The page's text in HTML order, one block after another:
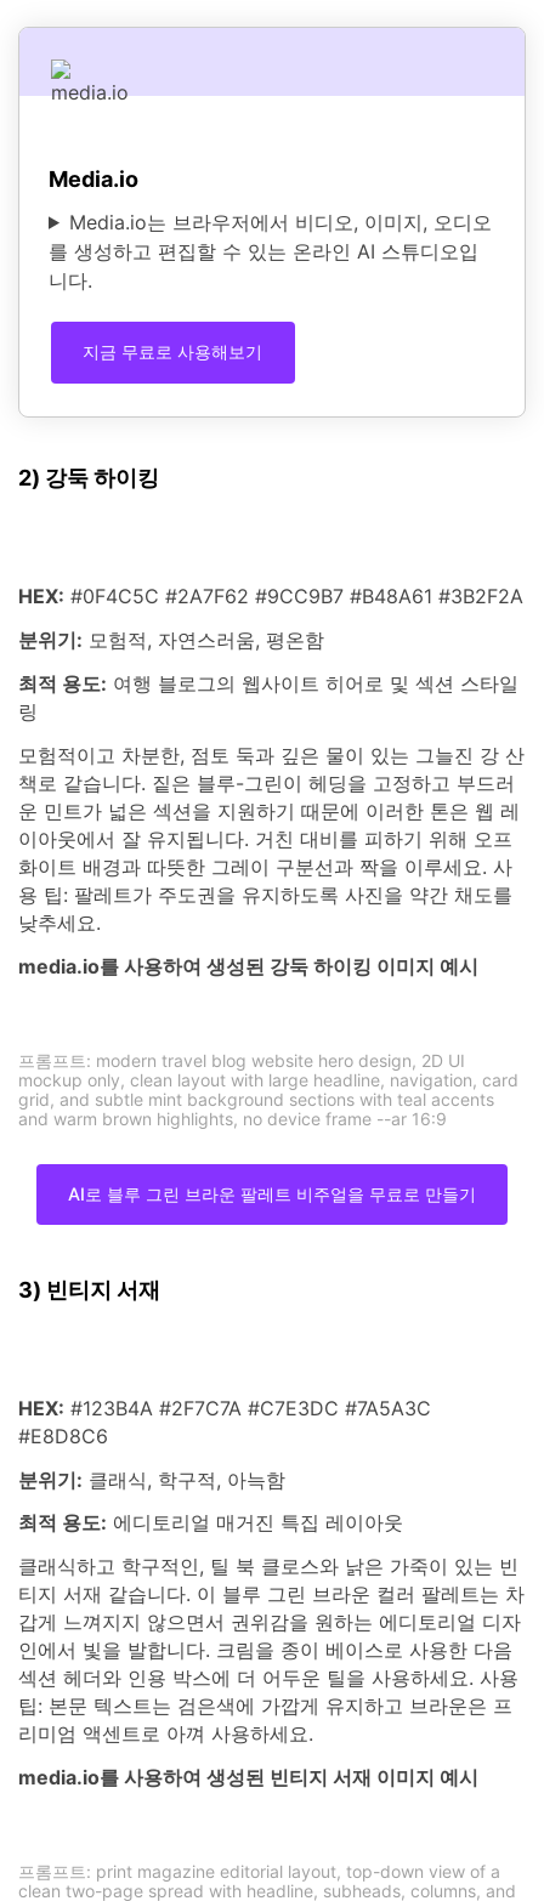
Media.io
Media.io는 브라우저에서 비디오, 이미지, 오디오
를 생성하고 편집할 수 있는 온라인 AI 스튜디오입
니다.
지금 무료로 사용해보기
2) 강둑 하이킹
HEX: #0F4C5C #2A7F62 #9CC9B7 #B48A61 #3B2F2A
분위기: 모험적, 자연스러움, 평온함
최적 용도: 여행 블로그의 웹사이트 히어로 및 섹션 스타일
링
모험적이고 차분한, 점토 둑과 깊은 물이 있는 그늘진 강 산
책로 같습니다. 짙은 블루-그린이 헤딩을 고정하고 부드러
운 민트가 넓은 섹션을 지원하기 때문에 이러한 톤은 웹 레
이아웃에서 잘 유지됩니다. 거친 대비를 피하기 위해 오프
화이트 배경과 따뜻한 그레이 구분선과 짝을 이루세요. 사
용 팁: 팔레트가 주도권을 유지하도록 사진을 약간 채도를
낮추세요.
media.io를 사용하여 생성된 강둑 하이킹 이미지 예시
프롬프트: modern travel blog website hero design, 2D UI
mockup only, clean layout with large headline, navigation, card
grid, and subtle mint background sections with teal accents
and warm brown highlights, no device frame --ar 16:9
AI로 블루 그린 브라운 팔레트 비주얼을 무료로 만들기
3) 빈티지 서재
HEX: #123B4A #2F7C7A #C7E3DC #7A5A3C
#E8D8C6
분위기: 클래식, 학구적, 아늑함
최적 용도: 에디토리얼 매거진 특집 레이아웃
클래식하고 학구적인, 틸 북 클로스와 낡은 가죽이 있는 빈
티지 서재 같습니다. 이 블루 그린 브라운 컬러 팔레트는 차
갑게 느껴지지 않으면서 권위감을 원하는 에디토리얼 디자
인에서 빛을 발합니다. 크림을 종이 베이스로 사용한 다음
섹션 헤더와 인용 박스에 더 어두운 틸을 사용하세요. 사용
팁: 본문 텍스트는 검은색에 가깝게 유지하고 브라운은 프
리미엄 액센트로 아껴 사용하세요.
media.io를 사용하여 생성된 빈티지 서재 이미지 예시
프롬프트: print magazine editorial layout, top-down view of a
clean two-page spread with headline, subheads, columns, and